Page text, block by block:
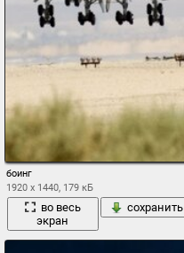
боинг
1920 x 1440, 179 кБ
во весь
экран
сохранить